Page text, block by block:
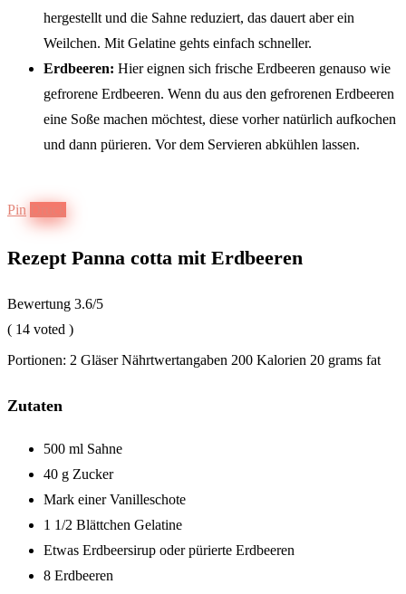
hergestellt und die Sahne reduziert, das dauert aber ein
Weilchen. Mit Gelatine gehts einfach schneller.
Erdbeeren: Hier eignen sich frische Erdbeeren genauso wie
gefrorene Erdbeeren. Wenn du aus den gefrorenen Erdbeeren
eine Soße machen möchtest, diese vorher natürlich aufkochen
und dann pürieren. Vor dem Servieren abkühlen lassen.
Pin
Rezept Panna cotta mit Erdbeeren
Bewertung 3.6/5
( 14 voted )
Portionen: 2 GläserNährtwertangaben 200 Kalorien 20 grams fat
Zutaten
500 ml Sahne
40 g Zucker
Mark einer Vanilleschote
1 1/2 Blättchen Gelatine
Etwas Erdbeersirup oder pürierte Erdbeeren
8 Erdbeeren